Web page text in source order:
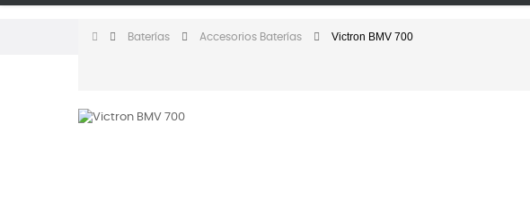
Baterías Accesorios Baterías Victron BMV 700